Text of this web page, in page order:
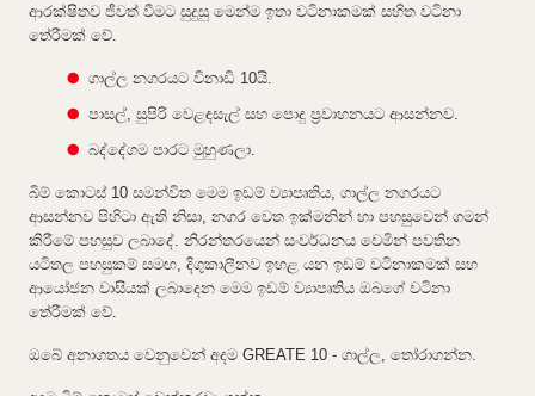
ආරක්ෂිතව ජීවත් වීමට සුදුසු මෙන්ම ඉතා වටිනාකමක් සහිත වටිනා
තේරීමක් වේ.
ගාල්ල නගරයට විනාඩි 10යි.
පාසල්, සුපිරි වෙළඳසැල් සහ පොදු ප්‍රවාහනයට ආසන්නව.
බද්දේගම පාරට මුහුණලා.
බිම් කොටස් 10 සමන්විත මෙම ඉඩම් ව්‍යාපෘතිය, ගාල්ල නගරයට
ආසන්නව පිහිටා ඇති නිසා, නගර වෙත ඉක්මනින් හා පහසුවෙන් ගමන්
කිරීමේ පහසුව ලබාදේ. නිරන්තරයෙන් සංවර්ධනය වෙමින් පවතින
යටිතල පහසුකම් සමඟ, දිගුකාලීනව ඉහළ යන ඉඩම් වටිනාකමක් සහ
ආයෝජන වාසියක් ලබාදෙන මෙම ඉඩම් ව්‍යාපෘතිය ඔබගේ වටිනා
තේරීමක් වේ.
ඔබේ අනාගතය වෙනුවෙන් අදම GREATE 10 - ගාල්ල, තෝරාගන්න.